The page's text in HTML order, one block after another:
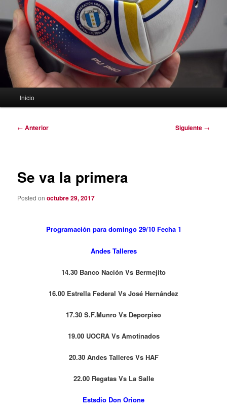
Inicio
Navegación
← Anterior Siguiente →
Se va la primera
Posted onoctubre 29, 2017
Programación para domingo 29/10 Fecha 1
Andes Talleres
14.30 Banco Nación Vs Bermejito
16.00 Estrella Federal Vs José Hernández
17.30 S.F.Munro Vs Deporpiso
19.00 UOCRA Vs Amotinados
20.30 Andes Talleres Vs HAF
22.00 Regatas Vs La Salle
Estsdio Don Orione